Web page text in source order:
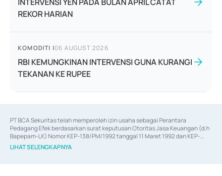
REKOR HARIAN
KOMODITI |06 AUGUST 2026
RBI KEMUNGKINAN INTERVENSI GUNA KURANGI
TEKANAN KE RUPEE
PT BCA Sekuritas telah memperoleh izin usaha sebagai Perantara
Pedagang Efek berdasarkan surat keputusan Otoritas Jasa Keuangan (d.h
Bapepam-LK) Nomor KEP-138/PM/1992 tanggal 11 Maret 1992 dan KEP-
06/D.04/2014 tanggal 28 Februari 2014, izin usaha sebagai Penjamin Emisi
Efek berdasarkan surat keputusan Otoritas Jasa Keuangan Nomor KEP-
LIHAT SELENGKAPNYA